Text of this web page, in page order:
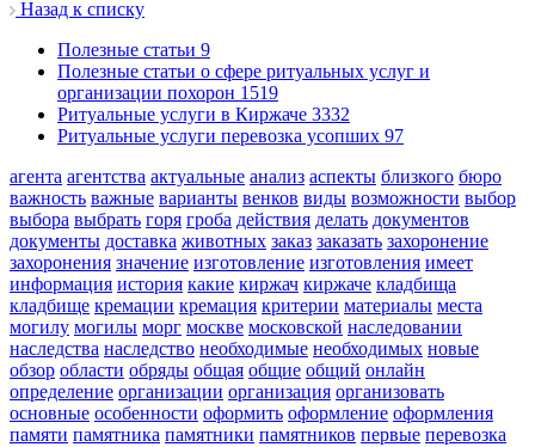
Назад к списку
Полезные статьи 9
Полезные статьи о сфере ритуальных услуг и
организации похорон 1519
Ритуальные услуги в Киржаче 3332
Ритуальные услуги перевозка усопших 97
агента агентства актуальные анализ аспекты близкого бюро
важность важные варианты венков виды возможности выбор
выбора выбрать горя гроба действия делать документов
документы доставка животных заказ заказать захоронение
захоронения значение изготовление изготовления имеет
информация история какие киржач киржаче кладбища
кладбище кремации кремация критерии материалы места
могилу могилы морг москве московской наследовании
наследства наследство необходимые необходимых новые
обзор области обряды общая общие общий онлайн
определение организации организация организовать
основные особенности оформить оформление оформления
памяти памятника памятники памятников первые перевозка